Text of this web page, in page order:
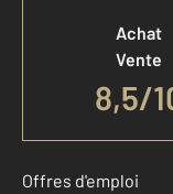
Achat
Vente
8,5/
Offres d'emploi